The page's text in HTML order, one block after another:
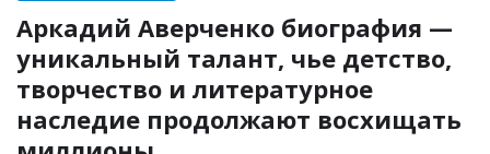
Аркадий Аверченко биография —
уникальный талант, чье детство,
творчество и литературное
наследие продолжают восхищать